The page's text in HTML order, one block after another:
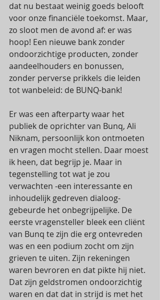
dat nu bestaat weinig goeds belooft
voor onze financiële toekomst. Maar,
zo sloot men de avond af: er was
hoop! Een nieuwe bank zonder
ondoorzichtige producten, zonder
aandeelhouders en bonussen,
zonder perverse prikkels die leiden
tot wanbeleid: de BUNQ-bank!
Er was een afterparty waar het
publiek de oprichter van Bunq, Ali
Niknam, persoonlijk kon ontmoeten
en vragen mocht stellen. Daar moest
ik heen, dat begrijp je. Maar in
tegenstelling tot wat je zou
verwachten -een interessante en
inhoudelijk gedreven dialoog-
gebeurde het onbegrijpelijke. De
eerste vragensteller bleek een cliënt
van Bunq te zijn die erg ontevreden
was en een podium zocht om zijn
grieven te uiten. Zijn rekeningen
waren bevroren en dat pikte hij niet.
Dat zijn geldstromen ondoorzichtig
waren en dat dat in strijd is met het